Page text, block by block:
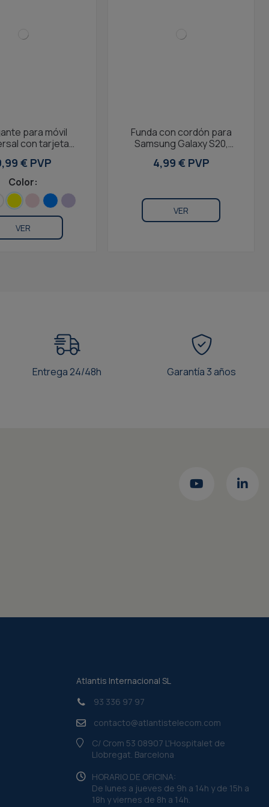
para móvil
con tarjeta
Negro
€ PVP
Color:
VER
Funda con cordón para
Samsung Galaxy S20,
4,99 € PVP
VER
Entrega 24/48h Garantía 3 años
Atlantis Internacional SL
93 336 97 97
contacto@atlantistelecom.com
C/ Crom 53 08907 L'Hospitalet de
Llobregat. Barcelona
HORARIO DE OFICINA:
De lunes a jueves de 9h a 14h y de 15h a
18h y viernes de 8h a 14h.